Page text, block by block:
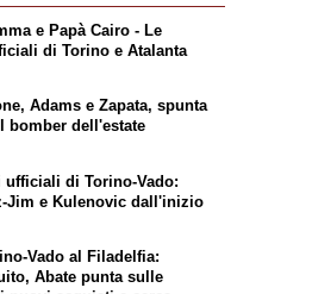
e Papà Cairo - Le
di Torino e Atalanta
Adams e Zapata, spunta
bomber dell'estate
ufficiali di Torino-Vado:
Jim e Kulenovic dall'inizio
Vado al Filadelfia:
Abate punta sulle